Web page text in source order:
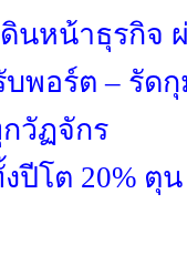
ดินหน้าธุรกิจ
พอร์ต – รัด
วัฏจักร
ปีโต 20% ตุ